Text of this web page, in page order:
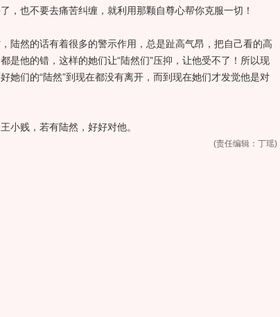
，也不要去痛苦纠缠，就利用那颗自尊心帮你克服一切！
然的话有着很多的警示作用，总是趾高气昂，把自己看的高
是他的错，这样的她们让“陆然们”压抑，让他受不了！所以现
她们的“陆然”到现在都没有离开，而到现在她们才发觉他是对
贱，若有陆然，好好对他。
(责任编辑：丁瑶)